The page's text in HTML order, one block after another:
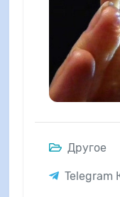
Другое
Telegram